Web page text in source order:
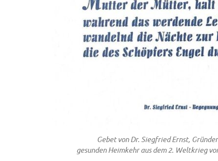
Gebet von Dr. Siegfried Ernst,
gesunden Heimkehr aus dem 2. Weltkrieg